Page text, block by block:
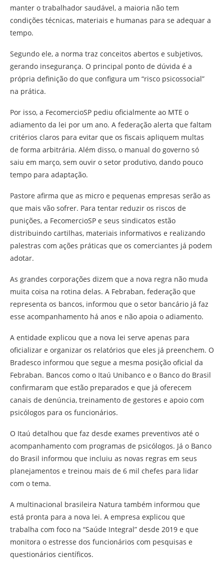
manter o trabalhador saudável, a maioria não tem
condições técnicas, materiais e humanas para se adequar a
tempo.
Segundo ele, a norma traz conceitos abertos e subjetivos,
gerando insegurança. O principal ponto de dúvida é a
própria definição do que configura um “risco psicossocial”
na prática.
Por isso, a FecomercioSP pediu oficialmente ao MTE o
adiamento da lei por um ano. A federação alerta que faltam
critérios claros para evitar que os fiscais apliquem multas
de forma arbitrária. Além disso, o manual do governo só
saiu em março, sem ouvir o setor produtivo, dando pouco
tempo para adaptação.
Pastore afirma que as micro e pequenas empresas serão as
que mais vão sofrer. Para tentar reduzir os riscos de
punições, a FecomercioSP e seus sindicatos estão
distribuindo cartilhas, materiais informativos e realizando
palestras com ações práticas que os comerciantes já podem
adotar.
As grandes corporações dizem que a nova regra não muda
muita coisa na rotina delas. A Febraban, federação que
representa os bancos, informou que o setor bancário já faz
esse acompanhamento há anos e não apoia o adiamento.
A entidade explicou que a nova lei serve apenas para
oficializar e organizar os relatórios que eles já preenchem. O
Bradesco informou que segue a mesma posição oficial da
Febraban. Bancos como o Itaú Unibanco e o Banco do Brasil
confirmaram que estão preparados e que já oferecem
canais de denúncia, treinamento de gestores e apoio com
psicólogos para os funcionários.
O Itaú detalhou que faz desde exames preventivos até o
acompanhamento com programas de psicólogos. Já o Banco
do Brasil informou que incluiu as novas regras em seus
planejamentos e treinou mais de 6 mil chefes para lidar
com o tema.
A multinacional brasileira Natura também informou que
está pronta para a nova lei. A empresa explicou que
trabalha com foco na “Saúde Integral” desde 2019 e que
monitora o estresse dos funcionários com pesquisas e
questionários científicos.